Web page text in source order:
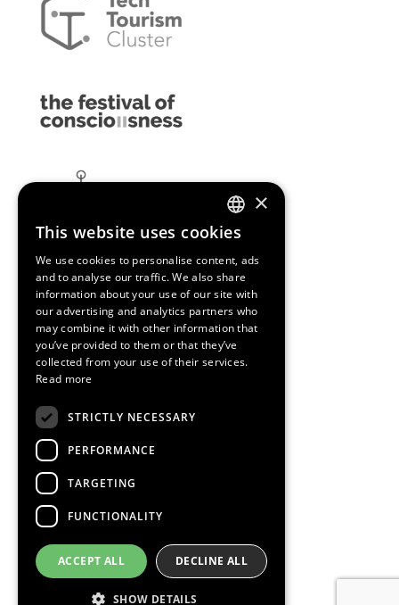
ENGLISH
SPANISH
CATALAN
×
This website uses cookies
We use cookies to personalise content, ads
and to analyse our traffic. We also share
information about your use of our site with
our advertising and analytics partners who
may combine it with other information that
you’ve provided to them or that they’ve
collected from your use of their services.
Read more
STRICTLY NECESSARY
PERFORMANCE
TARGETING
FUNCTIONALITY
ACCEPT ALL DECLINE ALL
SHOW DETAILS